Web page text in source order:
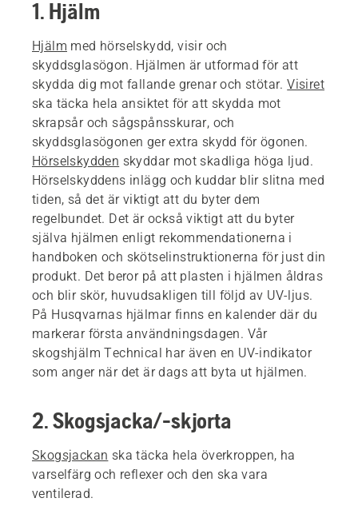
1. Hjälm
Hjälm med hörselskydd, visir och
skyddsglasögon. Hjälmen är utformad för att
skydda dig mot fallande grenar och stötar.Visiret
ska täcka hela ansiktet för att skydda mot
skrapsår och sågspånsskurar, och
skyddsglasögonen ger extra skydd för ögonen.
Hörselskydden skyddar mot skadliga höga ljud.
Hörselskyddens inlägg och kuddar blir slitna med
tiden, så det är viktigt att du byter dem
regelbundet. Det är också viktigt att du byter
själva hjälmen enligt rekommendationerna i
handboken och skötselinstruktionerna för just din
produkt. Det beror på att plasten i hjälmen åldras
och blir skör, huvudsakligen till följd av UV-ljus.
På Husqvarnas hjälmar finns en kalender där du
markerar första användningsdagen. Vår
skogshjälm Technical har även en UV-indikator
som anger när det är dags att byta ut hjälmen.
2. Skogsjacka/-skjorta
Skogsjackan ska täcka hela överkroppen, ha
varselfärg och reflexer och den ska vara
ventilerad.